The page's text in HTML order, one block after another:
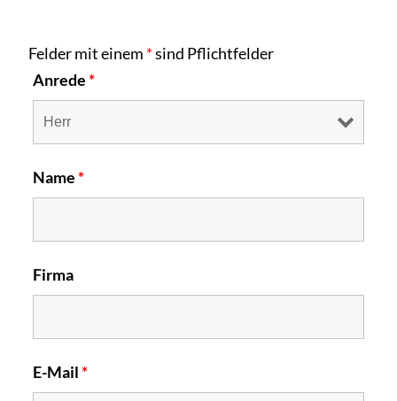
Felder mit einem *sind Pflichtfelder
Anrede*
Name*
Firma
E-Mail*